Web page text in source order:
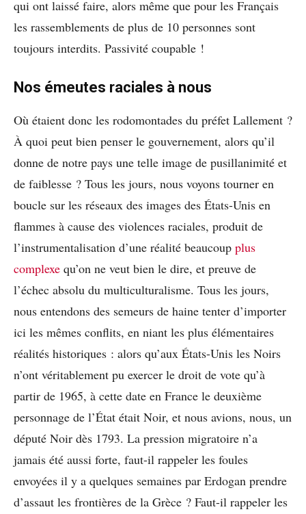
qui ont laissé faire, alors même que pour les Français
les rassemblements de plus de 10 personnes sont
toujours interdits. Passivité coupable !
Nos émeutes raciales à nous
Où étaient donc les rodomontades du préfet Lallement ?
À quoi peut bien penser le gouvernement, alors qu’il
donne de notre pays une telle image de pusillanimité et
de faiblesse ? Tous les jours, nous voyons tourner en
boucle sur les réseaux des images des États-Unis en
flammes à cause des violences raciales, produit de
l’instrumentalisation d’une réalité beaucoup plus
complexe qu’on ne veut bien le dire, et preuve de
l’échec absolu du multiculturalisme. Tous les jours,
nous entendons des semeurs de haine tenter d’importer
ici les mêmes conflits, en niant les plus élémentaires
réalités historiques : alors qu’aux États-Unis les Noirs
n’ont véritablement pu exercer le droit de vote qu’à
partir de 1965, à cette date en France le deuxième
personnage de l’État était Noir, et nous avions, nous, un
député Noir dès 1793. La pression migratoire n’a
jamais été aussi forte, faut-il rappeler les foules
envoyées il y a quelques semaines par Erdogan prendre
d’assaut les frontières de la Grèce ? Faut-il rappeler les